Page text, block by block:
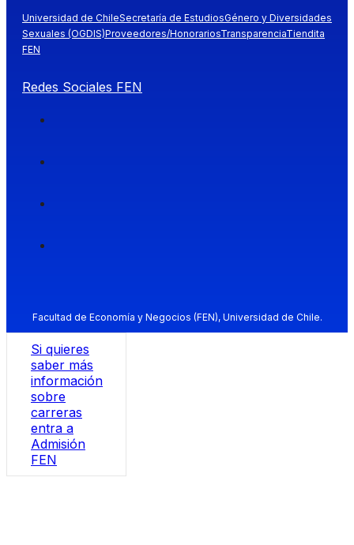
Universidad de ChileSecretaría de EstudiosGénero y Diversidades
Sexuales (OGDIS)Proveedores/HonorariosTransparenciaTiendita
FEN
Redes Sociales FEN
Facultad de Economía y Negocios (FEN), Universidad de Chile.
Si quieres
saber más
información
sobre
carreras
entra a
Admisión
FEN